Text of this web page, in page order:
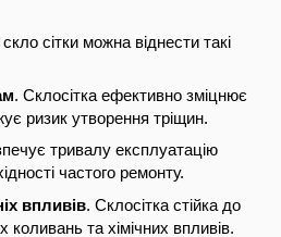
сітки можна віднести такі
. Склосітка ефективно зміцнює
ризик утворення тріщин.
тривалу експлуатацію
частого ремонту.
впливів. Склосітка стійка до
коливань та хімічних впливів.